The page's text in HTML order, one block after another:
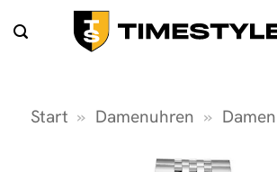
Inhalt
Start » Damenuhren »